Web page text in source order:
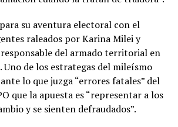
su aventura electoral con el
raleados por Karina Milei y
responsable del armado territorial en
Uno de los estrategas del mileísmo
lo que juzga “errores fatales” del
que la apuesta es “representar a los
y se sienten defraudados”.